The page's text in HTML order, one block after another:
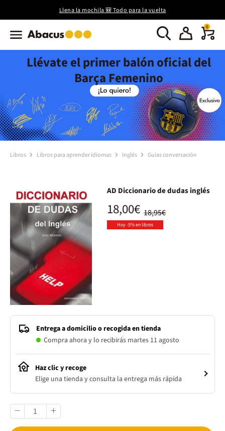
Llena la mochila 🎒 Todo para la vuelta
0
Llévate el primer balón oficial del
Barça Femenino
Libros Libros para aprender idiomas Inglés Guías conversación
AD Diccionario de dudas inglés
18,95€
18,00€
Hoy -5% en libros
Entrega a domicilio o recogida en tienda
Compra ahora y lo recibirás martes 11 agosto
Haz clic y recoge
Elige una tienda y consulta la entrega más rápida